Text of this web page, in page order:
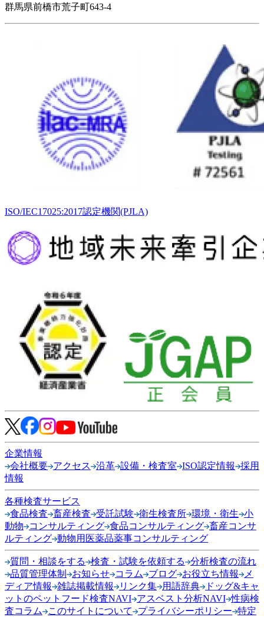
群馬県前橋市荒子町643-4
ISO/IEC17025:2017認定機関(PJLA)
企業情報
会社概要 アクセス 沿革 設備・検査室 ISO認定情報
採用
情報
各種検査サービス
食品検査 畜産検査 受託試験 衛生検査所 環境・衛生 小
動物
コンサルティング 食品コンサルティング 畜産コンサ
ルティング 動物用医薬品薬事コンサルティング
質問・相談をする 検査・試験を依頼する
分析検査の流れ
品質管理体制
お知らせ コラム ブログ お役立ち情報
メ
ディア情報
雑誌掲載情報 リンク集 用語辞典
ドッグ&キャ
ットのペットフード検査NAVI アスベスト分析NAVI 性病検
査コラム
このサイトについて プライバシーポリシー 特定